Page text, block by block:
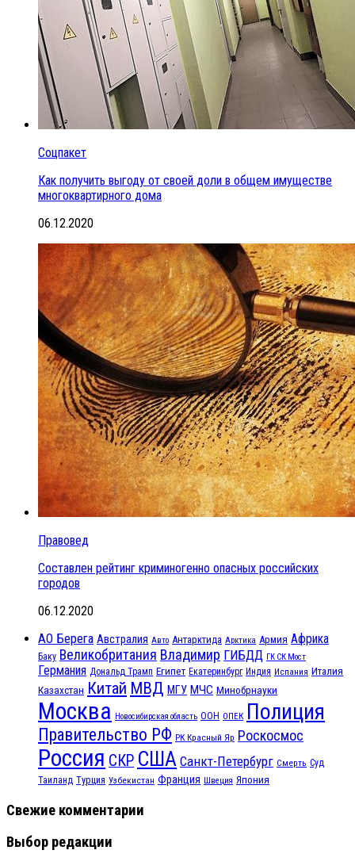
Соцпакет
Как получить выгоду от своей доли в общем имуществе
многоквартирного дома
06.12.2020
Правовед
Составлен рейтинг криминогенно опасных российских
городов
06.12.2020
АО Берега Австралия Авто Антарктида Арктика Армия Африка
Баку Великобритания Владимир ГИБДД ГК СК Мост
Германия Дональд Трамп Египет Екатеринбург Индия Испания Италия
Казахстан Китай МВД МГУ МЧС Минобрнауки
Москва Новосибирская область ООН ОПЕК Полиция
Правительство РФ РК Красный Яр Роскосмос
Россия СКР США Санкт-Петербург Смерть Суд
Таиланд Турция Узбекистан Франция Швеция Япония
Свежие комментарии
Выбор редакции